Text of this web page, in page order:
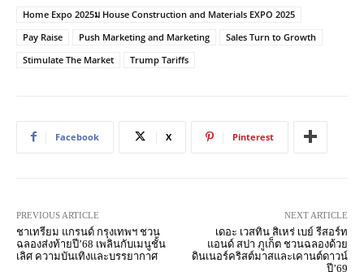
Home Expo 2025ม House Construction and Materials EXPO 2025
Pay Raise
Push Marketing and Marketing
Sales Turn to Growth
Stimulate The Market
Trump Tariffs
Facebook X Pinterest
PREVIOUS ARTICLE
ชาเทรียม แกรนด์ กรุงเทพฯ ชวน
ฉลองส่งท้ายปี’68 เพลินกับเมนูชั้น
เลิศ ความบันเทิงและบรรยากาศ
NEXT ARTICLE
เดอะ เวสทิน สิเหร่ เบย์ รีสอร์ท
แอนด์ สปา ภูเก็ต ชวนฉลองด้วย
ดินเนอร์คริสต์มาสและเคานต์ดาวน์
ปี’69